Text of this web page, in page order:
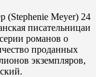
Meyer) 24
писательницаи
романов о
проданных
экземпляров,